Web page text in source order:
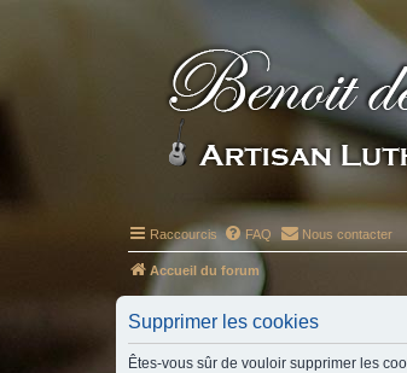
Raccourcis FAQ Nous contacter
Accueil du forum
Supprimer les cookies
Êtes-vous sûr de vouloir supprimer les